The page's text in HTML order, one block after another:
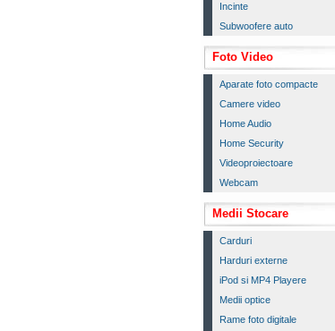
Incinte
Subwoofere auto
Foto Video
Aparate foto compacte
Camere video
Home Audio
Home Security
Videoproiectoare
Webcam
Medii Stocare
Carduri
Harduri externe
iPod si MP4 Playere
Medii optice
Rame foto digitale